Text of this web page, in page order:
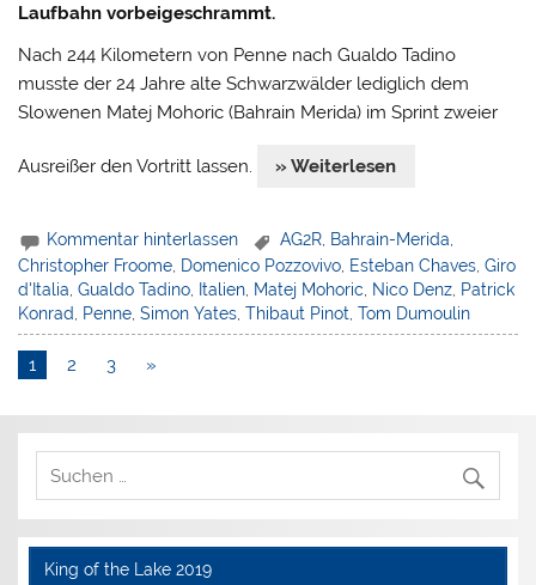
Laufbahn vorbeigeschrammt.
Nach 244 Kilometern von Penne nach Gualdo Tadino
musste der 24 Jahre alte Schwarzwälder lediglich dem
Slowenen Matej Mohoric (Bahrain Merida) im Sprint zweier
Ausreißer den Vortritt lassen. » Weiterlesen
Kommentar hinterlassen AG2R Bahrain-Merida
Christopher Froome Domenico Pozzovivo Esteban Chaves ,Giro
d'Italia ,Gualdo Tadino Italien Matej Mohoric Nico Denz Patrick
Konrad Penne ,Simon Yates ,Thibaut Pinot ,Tom Dumoulin
1 2 3 »
King of the Lake 2019